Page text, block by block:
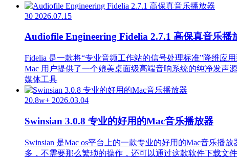
30 2026.07.15
Audiofile Engineering Fidelia 2.7.1 高保真音乐播
Fidelia 是一款将“专业音频工作站的信号处理标准”降维应
Mac 用户提供了一个媲美桌面级高端音响系统的纯净发声源
媒体工具
20.8w+ 2026.03.04
Swinsian 3.0.8 专业的好用的Mac音乐播放器
Swinsian 是Mac os平台上的一款专业的好用的Mac音乐播
多，不需要那么繁琐的操作，还可以通过这款软件下载文件